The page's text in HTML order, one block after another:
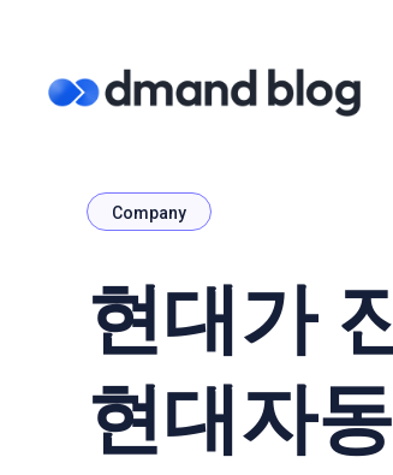
Company
현대가
현대자